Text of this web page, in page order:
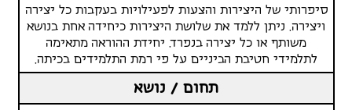
סיפרותי של היצירות והצעות לפעילויות בעקבות כל יצירה
ויצירה. ניתן ללמד את שלושת היצירות כיחידה אחת בנושא
משותף או כל יצירה בנפרד. יחידת ההוראה מתאימה
לתלמידי חטיבת הביניים על פי רמת התלמידים בכיתה.
תחום / נושא